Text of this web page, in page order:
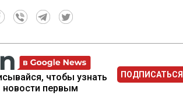
чтобы узнать
новости первым
ПОДПИСАТЬСЯ